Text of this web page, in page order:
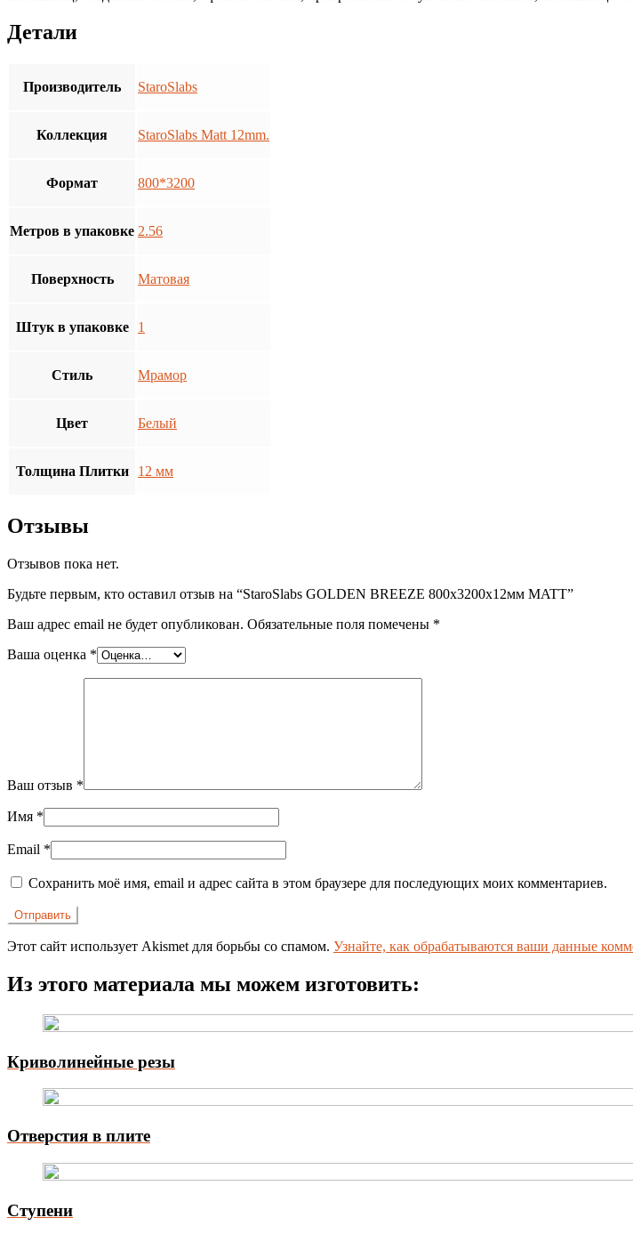
Детали
Производитель StaroSlabs
Коллекция StaroSlabs Matt 12mm.
Формат 800*3200
Метров в упаковке 2.56
Поверхность Матовая
Штук в упаковке 1
Стиль Мрамор
Цвет Белый
Толщина Плитки 12 мм
Отзывы
Отзывов пока нет.
Будьте первым, кто оставил отзыв на “StaroSlabs GOLDEN BREEZE 800х3200х12мм MATT”
Ваш адрес email не будет опубликован. Обязательные поля помечены *
Ваша оценка *
Ваш отзыв *
Имя *
Email *
Сохранить моё имя, email и адрес сайта в этом браузере для последующих моих комментариев.
Этот сайт использует Akismet для борьбы со спамом. Узнайте, как обрабатываются ваши данные
Из этого материала мы можем изготовить:
Криволинейные резы
Отверстия в плите
Ступени